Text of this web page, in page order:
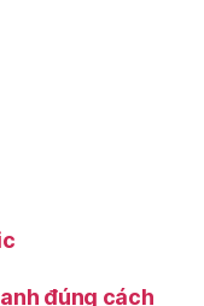
đúng cách